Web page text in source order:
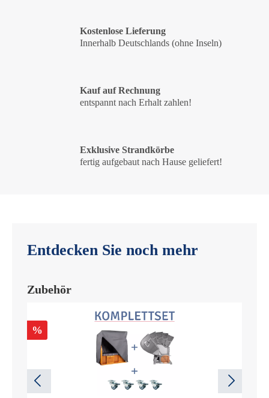
Kostenlose Lieferung
Innerhalb Deutschlands (ohne Inseln)
Kauf auf Rechnung
entspannt nach Erhalt zahlen!
Exklusive Strandkörbe
fertig aufgebaut nach Hause geliefert!
Entdecken Sie noch mehr
Zubehör
%